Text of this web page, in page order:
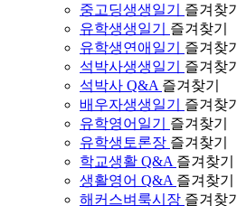
중고딩생생일기
즐겨찾기
유학생생일기
즐겨찾기
유학생연애일기
즐겨찾기
석박사생생일기
즐겨찾기
석박사 Q&A 즐겨찾기
배우자생생일기
즐겨찾기
유학영어일기
즐겨찾기
유학생토론장 즐겨찾기
학교생활 Q&A 즐겨찾기
생활영어 Q&A 즐겨찾기
해커스벼룩시장 즐겨찾기